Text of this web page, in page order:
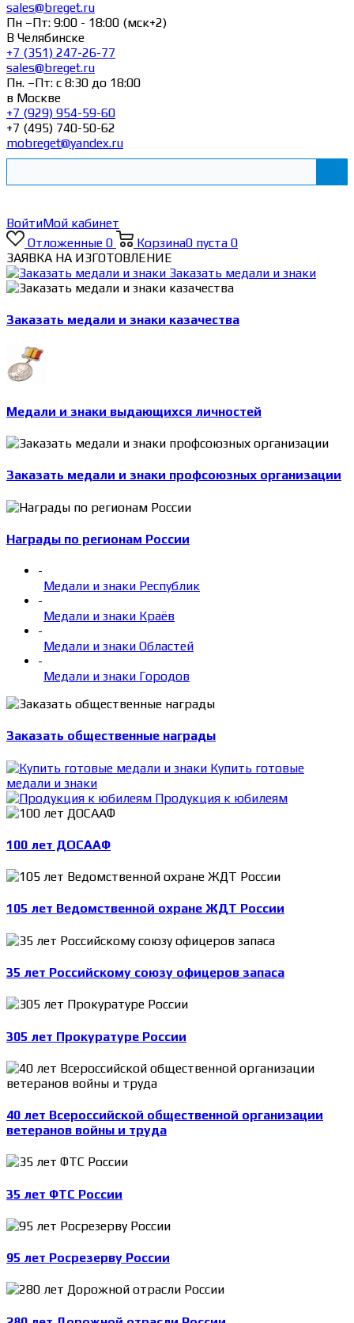
sales@breget.ru
Пн –Пт: 9:00 - 18:00 (мск+2)
В Челябинске
+7 (351) 247-26-77
sales@breget.ru
Пн. –Пт: с 8:30 до 18:00
в Москве
+7 (929) 954-59-60
+7 (495) 740-50-62
mobreget@yandex.ru
ВойтиМой кабинет
Отложенные 0 Корзина0 пуста 0
ЗАЯВКА НА ИЗГОТОВЛЕНИЕ
Заказать медали и знаки
Заказать медали и знаки казачества
Медали и знаки выдающихся личностей
Заказать медали и знаки профсоюзных организации
Награды по регионам России
-
Медали и знаки Республик
-
Медали и знаки Краёв
-
Медали и знаки Областей
-
Медали и знаки Городов
Заказать общественные награды
Купить готовые
медали и знаки
Продукция к юбилеям
100 лет ДОСААФ
105 лет Ведомственной охране ЖДТ России
35 лет Российскому союзу офицеров запаса
305 лет Прокуратуре России
40 лет Всероссийской общественной организации
ветеранов войны и труда
35 лет ФТС России
95 лет Росрезерву России